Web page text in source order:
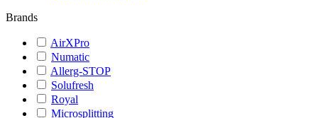
Brands
AirXPro
Numatic
Allerg-STOP
Solufresh
Royal
Microsplitting